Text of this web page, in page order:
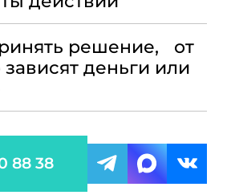
решение, от
зависят деньги или
88 38